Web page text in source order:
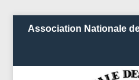
Association Nationale